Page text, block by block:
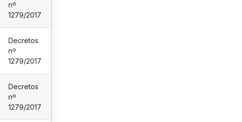
nº
1279/2017
Decretos
nº
1279/2017
Decretos
nº
1279/2017